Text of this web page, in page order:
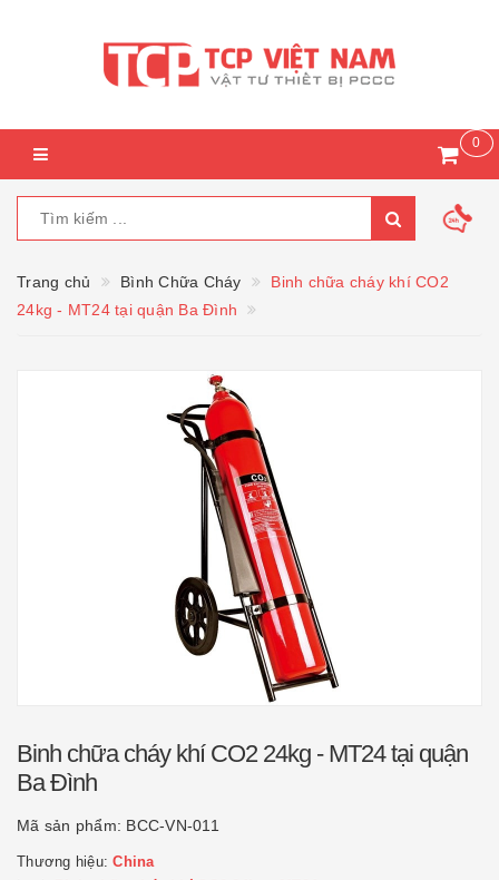
0
Trang chủ Bình Chữa Cháy
Binh chữa cháy khí CO2
24kg - MT24 tại quận Ba Đình
Binh chữa cháy khí CO2 24kg - MT24 tại quận
Ba Đình
Mã sản phẩm: BCC-VN-011
Thương hiệu:China